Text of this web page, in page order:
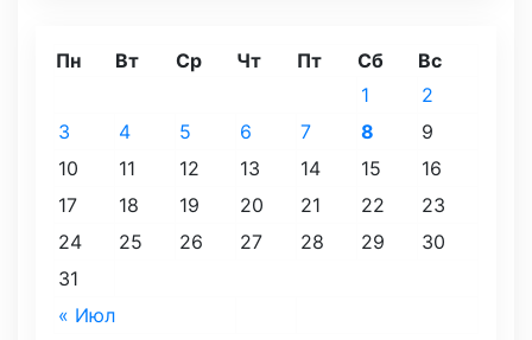
Пн Вт Ср Чт Пт Сб Вс
« Июл
1
2
3
4 5 6 7 8
9
10
11 12 13 14 15
16
17
18 19 20 21 22
23
24
25 26 27 28 29
30
31